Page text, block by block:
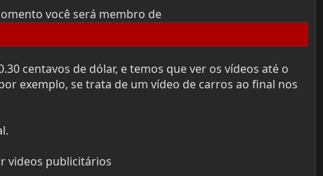
você será membro de
centavos de dólar, e temos que ver os vídeos até o
exemplo, se trata de um vídeo de carros ao final nos
videos publicitários